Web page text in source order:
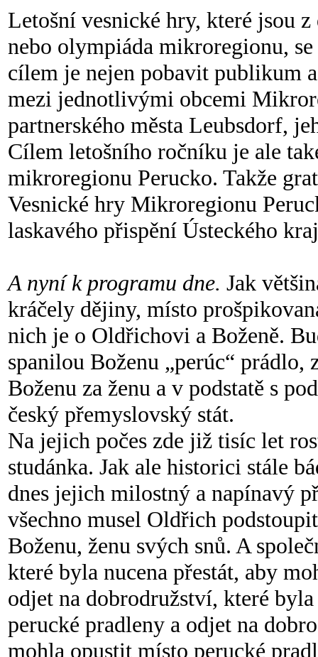
Letošní vesnické hry, které jsou
nebo olympiáda mikroregionu,
cílem je nejen pobavit publikum
mezi jednotlivými obcemi
partnerského města Leubsdorf,
Cílem letošního ročníku je ale
mikroregionu Perucko. Takže
Vesnické hry Mikroregionu
laskavého přispění Ústeckého
A nyní k programu dne. Jak
kráčely dějiny, místo
nich je o Oldřichovi a Boženě.
spanilou Boženu „perúc“ prádlo,
Boženu za ženu a v podstatě s
český přemyslovský stát.
Na jejich počes zde již tisíc let
studánka. Jak ale historici stále
dnes jejich milostný a napínavý
všechno musel Oldřich
Boženu, ženu svých snů. A
které byla nucena přestát, aby
odjet na dobrodružství, které
perucké pradleny a odjet na
mohla opustit místo perucké